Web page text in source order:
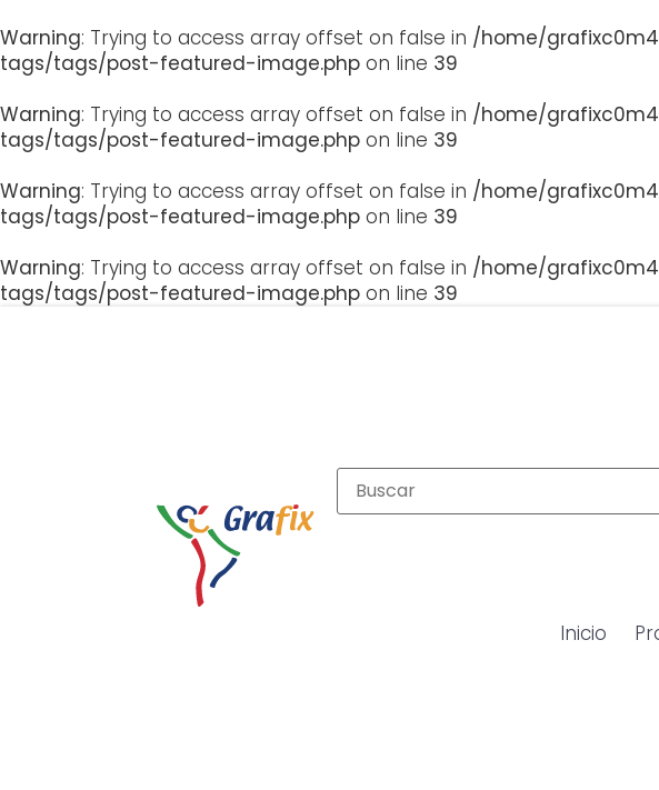
Warning: Trying to access array offset on false in /home/
tags/tags/post-featured-image.php on line 39
Warning: Trying to access array offset on false in /home/
tags/tags/post-featured-image.php on line 39
Warning: Trying to access array offset on false in /home/
tags/tags/post-featured-image.php on line 39
Warning: Trying to access array offset on false in /home/
tags/tags/post-featured-image.php on line 39
Inicio